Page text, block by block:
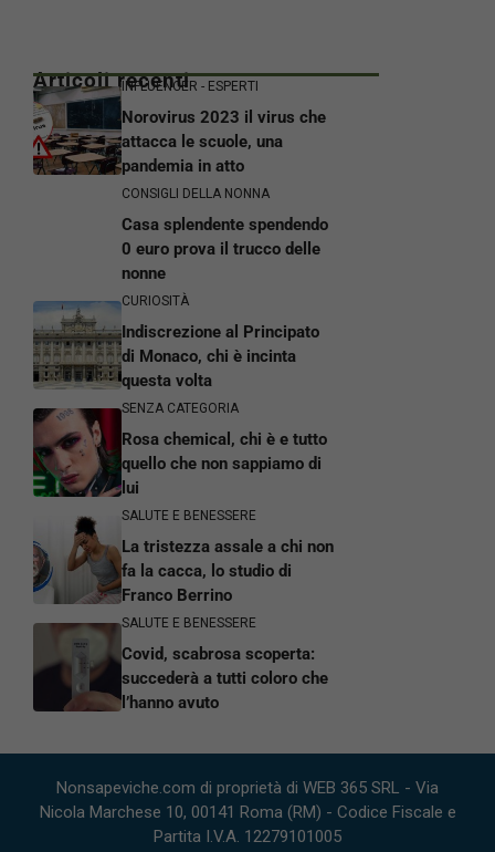
Articoli recentiINFLUENCER - ESPERTI
Norovirus 2023 il virus che
attacca le scuole, una
pandemia in atto
CONSIGLI DELLA NONNA
Casa splendente spendendo
0 euro prova il trucco delle
nonne
CURIOSITÀ
Indiscrezione al Principato
di Monaco, chi è incinta
questa volta
SENZA CATEGORIA
Rosa chemical, chi è e tutto
quello che non sappiamo di
lui
SALUTE E BENESSERE
La tristezza assale a chi non
fa la cacca, lo studio di
Franco Berrino
SALUTE E BENESSERE
Covid, scabrosa scoperta:
succederà a tutti coloro che
l’hanno avuto
Nonsapeviche.com di proprietà di WEB 365 SRL - Via
Nicola Marchese 10, 00141 Roma (RM) - Codice Fiscale e
Partita I.V.A. 12279101005